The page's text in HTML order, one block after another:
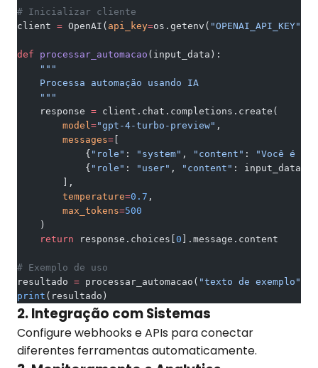
# Inicializar cliente
client = OpenAI( api_key=os.getenv( "OPENAI_API_KEY"
def processar_automacao (input_data):
    """
    Processa automação usando IA
    """
    response
= client.chat.completions.create(
        model
="gpt-4-turbo-preview" ,
        messages
=
            {
"role" : "system" , "content" :
"Você é
            {
"role" : "user" , "content" : input_data}
        ],
        temperature
=0.7 ,
        max_tokens
=500
    )
    return
response.choices[ 0 ].message.content
# Exemplo de uso
resultado = processar_automacao( "texto de exemplo"
print (resultado)
2. Integração com Sistemas
Configure webhooks e APIs para conectar
diferentes ferramentas automaticamente.